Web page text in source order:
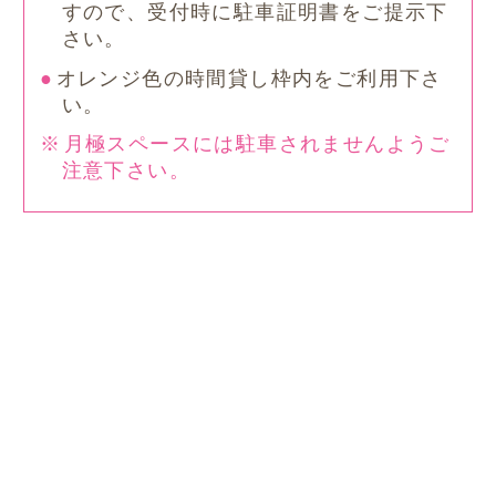
すので、受付時に駐車証明書をご提示下
さい。
オレンジ色の時間貸し枠内をご利用下さ
い。
月極スペースには駐車されませんようご
注意下さい。